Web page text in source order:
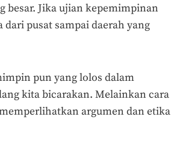
besar. Jika ujian kepemimpinan
pusat sampai daerah yang
pun yang lolos dalam
kita bicarakan. Melainkan cara
argumen dan etika